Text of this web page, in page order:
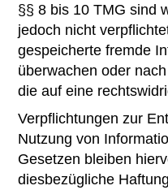
§§ 8 bis 10 TMG sind
jedoch nicht
gespeicherte fremde
überwachen oder
die auf eine
Verpflichtungen zur
Nutzung von
Gesetzen bleiben
diesbezügliche